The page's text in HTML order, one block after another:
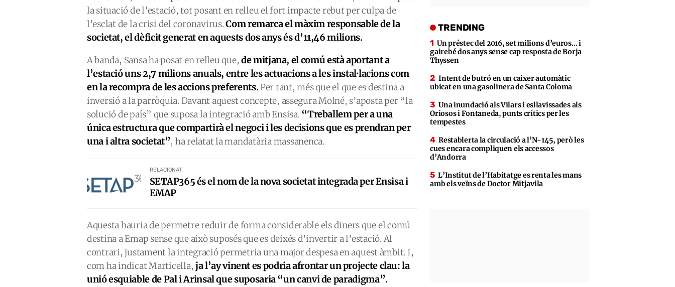
la situació de l’estació, tot posant en relleu el fort impacte rebut per culpa de
l’esclat de la crisi del coronavirus.Com remarca el màxim responsable de la
societat, el dèficit generat en aquests dos anys és d’11,46 milions.
A banda, Sansa ha posat en relleu que,de mitjana, el comú està aportant a
l’estació uns 2,7 milions anuals, entre les actuacions a les instal·lacions com
en la recompra de les accions preferents.Per tant, més que el que es destina a
inversió a la parròquia. Davant aquest concepte, assegura Molné, s’aposta per “la
solució de país” que suposa la integració amb Ensisa. “Treballem per a una
única estructura que compartirà el negoci i les decisions que es prendran per
una i altra societat”, ha relatat la mandatària massanenca.
RELACIONAT
SETAP365 és el nom de la nova societat integrada per Ensisa i
EMAP
Aquesta hauria de permetre reduir de forma considerable els diners que el comú
destina a Emap sense que això suposés que es deixés d’invertir a l’estació. Al
contrari, justament la integració permetria una major despesa en aquest àmbit. I,
com ha indicat Marticella,ja l’ay vinent es podria afrontar un projecte clau: la
unió esquiable de Pal i Arinsal que suposaria “un canvi de paradigma”.
TRENDING
Un préstec del 2016, set milions d’euros… i
gairebé dos anys sense cap resposta de Borja
Thyssen
Intent de butró en un caixer automàtic
ubicat en una gasolinera de Santa Coloma
Una inundació als Vilars i esllavissades als
Oriosos i Fontaneda, punts crítics per les
tempestes
Restablerta la circulació a l’N-145, però les
cues encara compliquen els accessos
d’Andorra
L’Institut de l’Habitatge es renta les mans
amb els veïns de Doctor Mitjavila